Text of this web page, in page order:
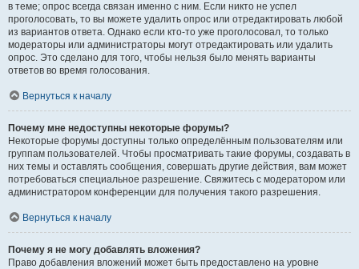
в теме; опрос всегда связан именно с ним. Если никто не успел
проголосовать, то вы можете удалить опрос или отредактировать любой
из вариантов ответа. Однако если кто-то уже проголосовал, то только
модераторы или администраторы могут отредактировать или удалить
опрос. Это сделано для того, чтобы нельзя было менять варианты
ответов во время голосования.
Вернуться к началу
Почему мне недоступны некоторые форумы?
Некоторые форумы доступны только определённым пользователям или
группам пользователей. Чтобы просматривать такие форумы, создавать в
них темы и оставлять сообщения, совершать другие действия, вам может
потребоваться специальное разрешение. Свяжитесь с модератором или
администратором конференции для получения такого разрешения.
Вернуться к началу
Почему я не могу добавлять вложения?
Право добавления вложений может быть предоставлено на уровне